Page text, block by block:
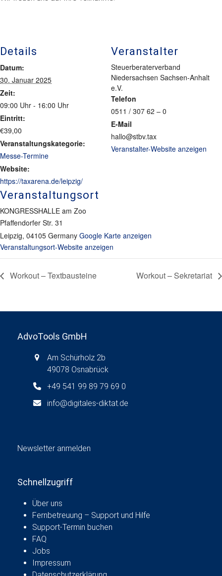
Details
Datum:
30. Januar 2025
Zeit:
09:00 Uhr - 16:00 Uhr
Eintritt:
€39,00
Veranstaltungskategorie:
Messe-Termine
Website:
https://taxarena.de/leipzig/
Veranstaltungsort
KONGRESSHALLE am Zoo
Pfaffendorfer Str. 31
Leipzig, 04105 Germany Google Karte anzeigen
Veranstaltungsort-Website anzeigen
Veranstalter
Steuerberaterverband
Niedersachsen Sachsen-Anhalt
e.V.
Telefon
0511 / 307 62 – 0
E-Mail
hallo@stbv.tax
Veranstalter-Website anzeigen
Workout – Textbausteine Workout – Sekretariat
AdvoTools GmbH
Am Schürholz 2b
49078 Osnabrück
+49 541 99 89 79 69 0
info@digitales-diktat.de
Newsletter anmelden
Schnellzugriff
Über uns
Fernbetreuung – Support und Hilfe
Support-Termin buchen
FAQ
Jobs
Impressum